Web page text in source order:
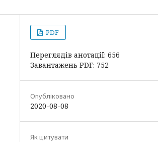
PDF
Переглядів анотації: 656
Завантажень PDF: 752
Опубліковано
2020-08-08
Як цитувати